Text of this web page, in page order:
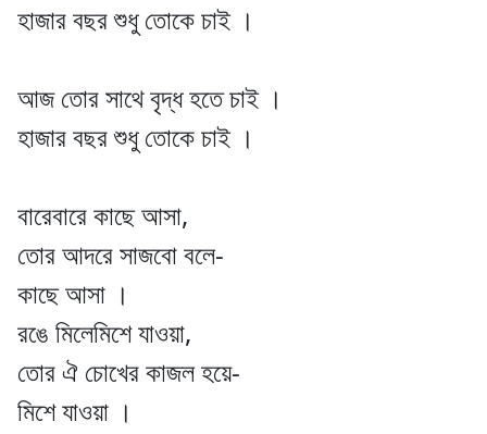
হাজার বছর শুধু তোকে চাই ।
আজ তোর সাথে বৃদ্ধ হতে চাই ।
হাজার বছর শুধু তোকে চাই ।
বারেবারে কাছে আসা,
তোর আদরে সাজবো বলে-
কাছে আসা ।
রঙে মিলেমিশে যাওয়া,
তোর ঐ চোখের কাজল হয়ে-
মিশে যাওয়া ।